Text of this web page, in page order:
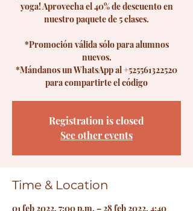
yoga! Aprovecha el 40% de descuento en
nuestro paquete de 5 clases.
*Promoción válida sólo para alumnos
nuevos.
*Mándanos un WhatsApp al +525561322520
para compartirte el código
Registration is closed
See other events
Time & Location
01 feb 2022, 7:00 p.m. – 28 feb 2022, 4:40